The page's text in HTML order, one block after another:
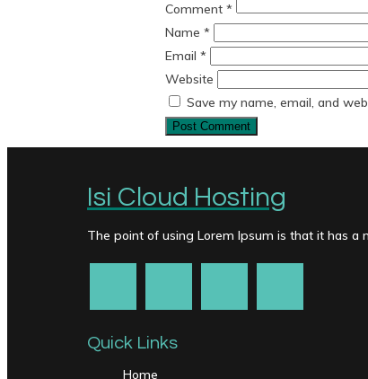
Comment *
Name *
Email *
Website
Save my name, email, and
Isi Cloud Hosting
The point of using Lorem Ipsum is that it has a
Quick Links
Home